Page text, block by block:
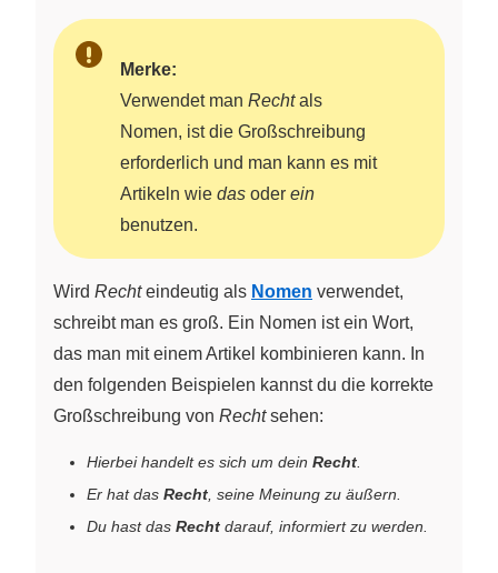
Merke:
Verwendet man Rechtals
Nomen, ist die Großschreibung
erforderlich und man kann es mit
Artikeln wie das oder ein
benutzen.
Wird Rechteindeutig als Nomen verwendet,
schreibt man es groß. Ein Nomen ist ein Wort,
das man mit einem Artikel kombinieren kann. In
den folgenden Beispielen kannst du die korrekte
Großschreibung von Rechtsehen:
Hierbei handelt es sich um dein Recht
Er hat das Recht , seine Meinung zu äußern.
Du hast das Recht darauf, informiert zu werden.